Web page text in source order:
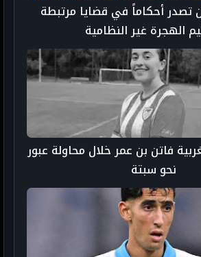
تصدر أحكاماً في قضايا مرتبطة
الهجرة غير النظامية
فاتن بن عمر خلال محاولة عبور
نحو سبتة